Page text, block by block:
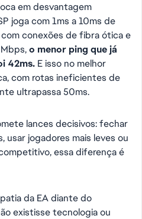
em desvantagem
joga com 1ms a 10ms de
conexões de fibra ótica e
o menor ping que já
42ms. E isso no melhor
com rotas ineficientes de
ultrapassa 50ms.
lances decisivos: fechar
usar jogadores mais leves ou
essa diferença é
da EA diante do
existisse tecnologia ou